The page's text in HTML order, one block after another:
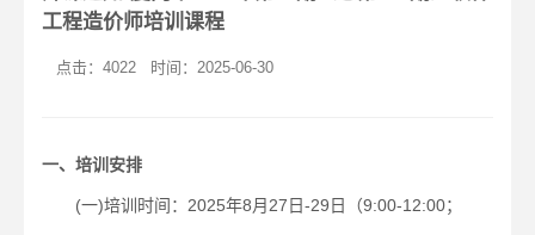
工程造价师培训课程
点击： 4022 时间：2025-06-30
一、培训安排
(一)培训时间：2025年8月27日-29日（9:00-12:00；